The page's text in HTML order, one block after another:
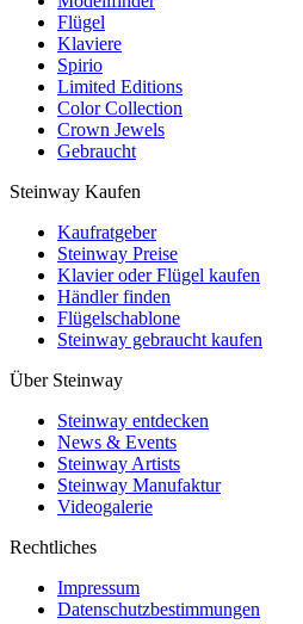
Flügel
Klaviere
Spirio
Limited Editions
Color Collection
Crown Jewels
Gebraucht
Steinway Kaufen
Kaufratgeber
Steinway Preise
Klavier oder Flügel kaufen
Händler finden
Flügelschablone
Steinway gebraucht kaufen
Über Steinway
Steinway entdecken
News & Events
Steinway Artists
Steinway Manufaktur
Videogalerie
Rechtliches
Impressum
Datenschutzbestimmungen